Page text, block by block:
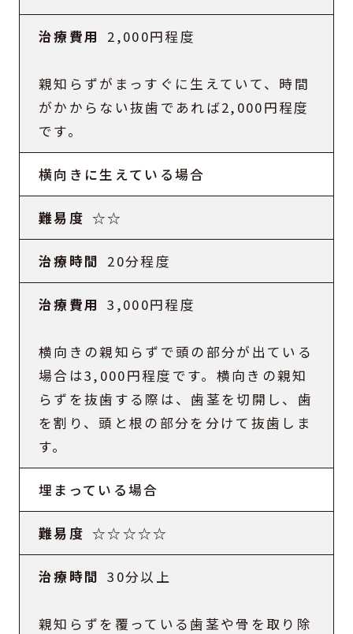
2,000円程度
親知らずがまっすぐに生えていて、時間
がかからない抜歯であれば2,000円程度
です。
横向きに生えている場合
☆☆
20分程度
3,000円程度
横向きの親知らずで頭の部分が出ている
場合は3,000円程度です。横向きの親知
らずを抜歯する際は、歯茎を切開し、歯
を割り、頭と根の部分を分けて抜歯しま
す。
埋まっている場合
☆☆☆☆☆
30分以上
親知らずを覆っている歯茎や骨を取り除